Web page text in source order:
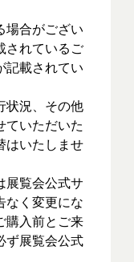
場合がござい
されているご
記載されてい
状況、その他
ていただいた
はいたしませ
展覧会公式サ
なく変更にな
購入前とご来
ず展覧会公式